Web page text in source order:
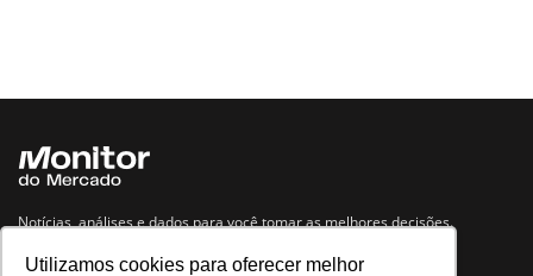
Utilizamos cookies para oferecer melhor
Notícias, análises e dados para você tomar as melhores decisões.
Navegue no site